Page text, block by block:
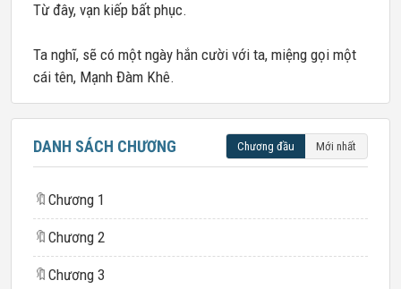
Từ đây, vạn kiếp bất phục.
Ta nghĩ, sẽ có một ngày hắn cười với ta, miệng gọi một
cái tên, Mạnh Đàm Khê.
DANH SÁCH CHƯƠNG Chương đầu Mới nhất
🔖 Chương 1
🔖 Chương 2
🔖 Chương 3